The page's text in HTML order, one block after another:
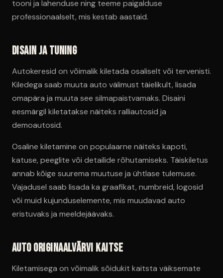
tooni ja lahenduse ning teeme paigalduse
professionaalselt, mis kestab aastaid.
Disain ja tuning
Autokeresid on võimalik kiletada osaliselt või tervenisti.
Kiledega saab muuta auto välimust täielikult, lisada
omapära ja muuta see silmapaistvamaks. Disaini
eesmärgil kiletatakse näiteks ralliautosid ja
demoautosid.
Osaline kiletamine on populaarne näiteks kapoti,
katuse, peeglite või detailide rõhutamiseks. Täiskiletus
annab kõige suurema muutuse ja ühtlase tulemuse.
Vajadusel saab lisada ka graafikat, numbreid, logosid
või muid kujunduselemente, mis muudavad auto
eristuvaks ja meeldejäävaks.
Auto originaalvärvi kaitse
Kiletamisega on võimalik sõidukit kaitsta väiksemate